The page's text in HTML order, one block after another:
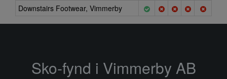
Downstairs Footwear, Vimmerby
Sko-fynd i Vimmerby AB